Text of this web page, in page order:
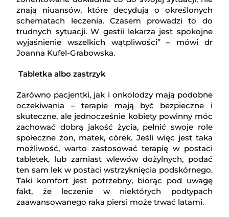
znają niuansów, które decydują o określonych
schematach leczenia. Czasem prowadzi to do
trudnych sytuacji. W gestii lekarza jest spokojne
wyjaśnienie wszelkich wątpliwości” – mówi dr
Joanna Kufel-Grabowska.
Tabletka albo zastrzyk
Zarówno pacjentki, jak i onkolodzy mają podobne
oczekiwania – terapie mają być bezpieczne i
skuteczne, ale jednocześnie kobiety powinny móc
zachować dobrą jakość życia, pełnić swoje role
społeczne żon, matek, córek. Jeśli więc jest taka
możliwość, warto zastosować terapię w postaci
tabletek, lub zamiast wlewów dożylnych, podać
ten sam lek w postaci wstrzyknięcia podskórnego.
Taki komfort jest potrzebny, biorąc pod uwagę
fakt, że leczenie w niektórych podtypach
zaawansowanego raka piersi może trwać latami.